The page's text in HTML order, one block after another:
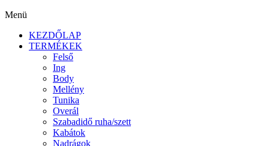
Menü
KEZDŐLAP
TERMÉKEK
Felső
Ing
Body
Mellény
Tunika
Overál
Szabadidő ruha/szett
Kabátok
Nadrágok